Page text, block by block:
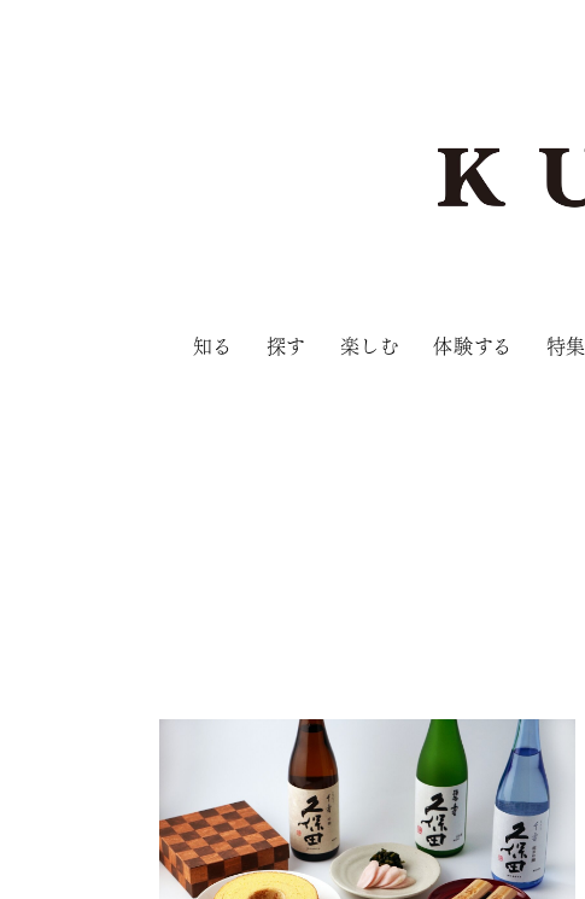
知る 探す 楽しむ 体験する 特集